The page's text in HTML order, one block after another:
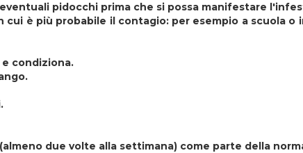
pidocchi prima che si possa manifestare
è più probabile il contagio: per esempio a scuola
condiziona.
due volte alla settimana) come parte della